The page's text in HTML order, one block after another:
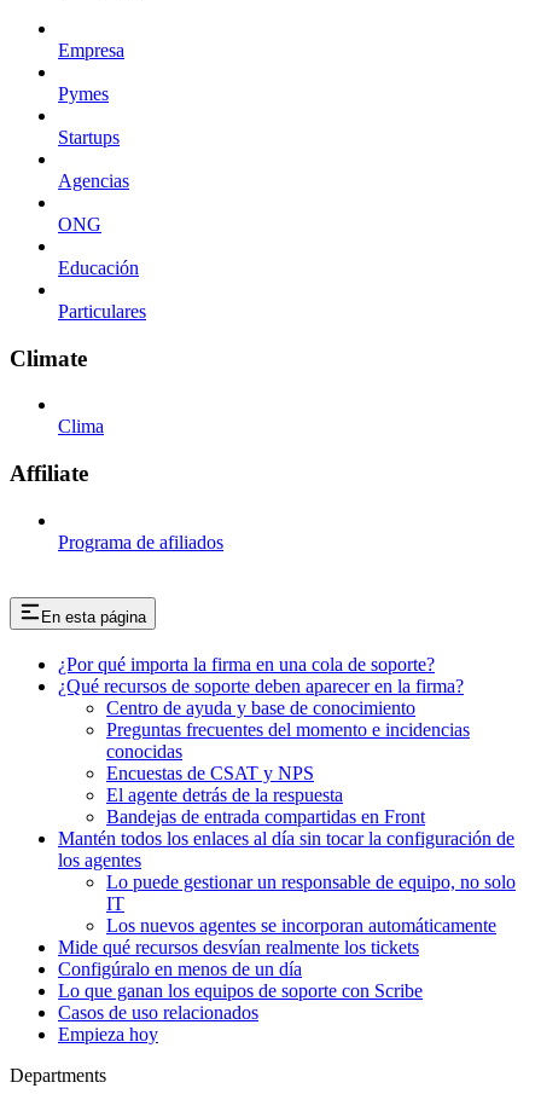
Empresa
Pymes
Startups
Agencias
ONG
Educación
Particulares
Climate
Clima
Affiliate
Programa de afiliados
En esta página
¿Por qué importa la firma en una cola de soporte?
¿Qué recursos de soporte deben aparecer en la firma?
Centro de ayuda y base de conocimiento
Preguntas frecuentes del momento e incidencias
conocidas
Encuestas de CSAT y NPS
El agente detrás de la respuesta
Bandejas de entrada compartidas en Front
Mantén todos los enlaces al día sin tocar la configuración de
los agentes
Lo puede gestionar un responsable de equipo, no solo
IT
Los nuevos agentes se incorporan automáticamente
Mide qué recursos desvían realmente los tickets
Configúralo en menos de un día
Lo que ganan los equipos de soporte con Scribe
Casos de uso relacionados
Empieza hoy
Departments